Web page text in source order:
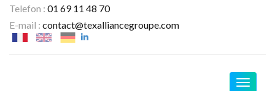
Telefon : 01 69 11 48 70
E-mail : contact@texalliancegroupe.com